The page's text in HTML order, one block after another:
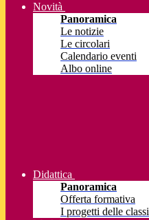
Novità
Panoramica
Le notizie
Le circolari
Calendario eventi
Albo online
Didattica
Panoramica
Offerta formativa
I progetti delle classi